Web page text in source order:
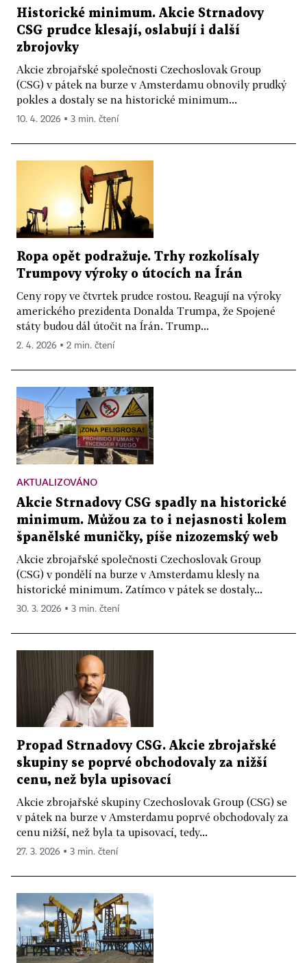
Historické minimum. Akcie Strnadovy
CSG prudce klesají, oslabují i další
zbrojovky
Akcie zbrojařské společnosti Czechoslovak Group
(CSG) v pátek na burze v Amsterdamu obnovily prudký
pokles a dostaly se na historické minimum...
10. 4. 2026 ▪ 3 min. čtení
Ropa opět podražuje. Trhy rozkolísaly
Trumpovy výroky o útocích na Írán
Ceny ropy ve čtvrtek prudce rostou. Reagují na výroky
amerického prezidenta Donalda Trumpa, že Spojené
státy budou dál útočit na Írán. Trump...
2. 4. 2026 ▪ 2 min. čtení
AKTUALIZOVÁNO
Akcie Strnadovy CSG spadly na historické
minimum. Můžou za to i nejasnosti kolem
španělské muničky, píše nizozemský web
Akcie zbrojařské společnosti Czechoslovak Group
(CSG) v pondělí na burze v Amsterdamu klesly na
historické minimum. Zatímco v pátek se dostaly...
30. 3. 2026 ▪ 3 min. čtení
Propad Strnadovy CSG. Akcie zbrojařské
skupiny se poprvé obchodovaly za nižší
cenu, než byla upisovací
Akcie zbrojařské skupiny Czechoslovak Group (CSG) se
v pátek na burze v Amsterdamu poprvé obchodovaly za
cenu nižší, než byla ta upisovací, tedy...
27. 3. 2026 ▪ 3 min. čtení